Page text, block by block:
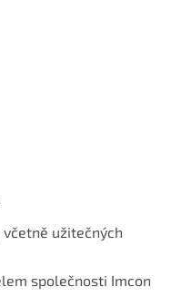
včetně užitečných
společnosti Imcon